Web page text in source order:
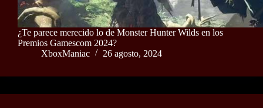
¿Te parece merecido lo de Monster Hunter Wilds en los
Premios Gamescom 2024?
XboxManiac
26 agosto, 2024